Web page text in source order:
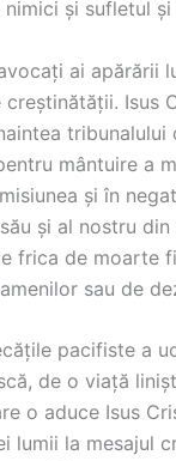
și sufletul
ai apărării
Isus
tribunalului
mântuire a
și în
și al nostru
frica de moarte
sau de
pacifiste a
de o viață
o aduce Isus
lumii la mesajul